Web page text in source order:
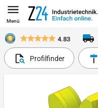
Menü
4.83
Profilfinder